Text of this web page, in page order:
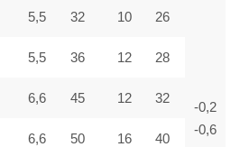
5,5 32 10 26
-0,2
-0,6
5,5 36 12 28
6,6 45 12 32
6,6 50 16 40